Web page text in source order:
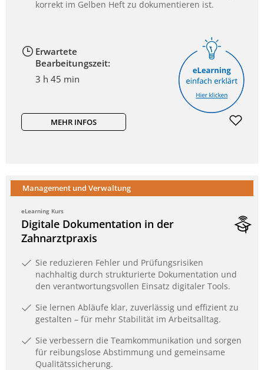
korrekt im Gelben Heft zu dokumentieren ist.
Erwartete
Bearbeitungszeit:
3 h 45 min
MEHR INFOS
Management und Verwaltung
eLearning Kurs
Digitale Dokumentation in der
Zahnarztpraxis
Sie reduzieren Fehler und Prüfungsrisiken
nachhaltig durch strukturierte Dokumentation und
den verantwortungsvollen Einsatz digitaler Tools.
Sie lernen Abläufe klar, zuverlässig und effizient zu
gestalten – für mehr Stabilität im Arbeitsalltag.
Sie verbessern die Teamkommunikation und sorgen
für reibungslose Abstimmung und gemeinsame
Qualitätssicherung.